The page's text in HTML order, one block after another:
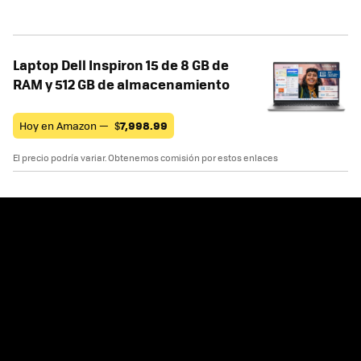
Laptop Dell Inspiron 15 de 8 GB de
RAM y 512 GB de almacenamiento
Hoy en Amazon — $7,998.99
El precio podría variar. Obtenemos comisión por estos enlaces